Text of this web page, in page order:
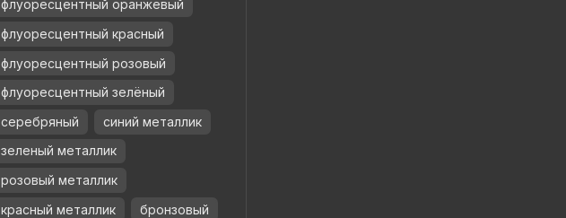
флуоресцентный оранжевый
флуоресцентный красный
флуоресцентный розовый
флуоресцентный зелёный
серебряный
синий металлик
зеленый металлик
розовый металлик
красный металлик
бронзовый